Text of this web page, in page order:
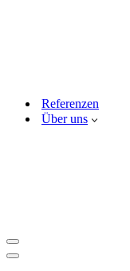
Referenzen
Über uns
Navigationsmenü
Navigationsmenü